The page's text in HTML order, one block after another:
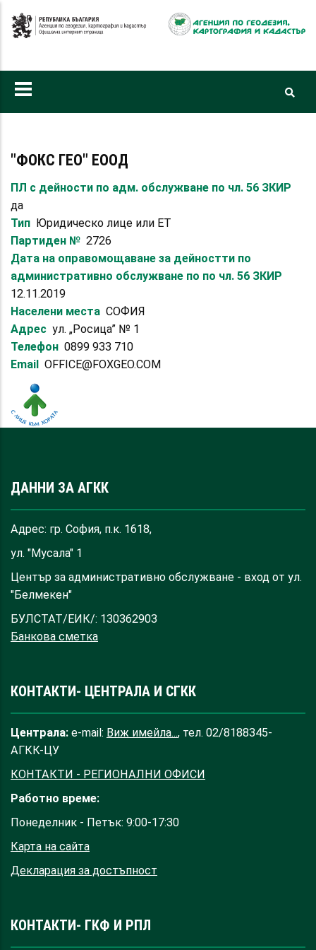
към
"ФОКС ГЕО" ЕООД
ПЛ с дейности по адм. обслужване по чл. 56 ЗКИР
да
Тип Юридическо лице или ЕТ
Партиден № 2726
Дата на оправомощаване за дейностти по
административно обслужване по по чл. 56 ЗКИР
12.11.2019
Населени места СОФИЯ
Адрес ул. „Росица” № 1
Телефон 0899 933 710
Email
OFFICE@FOXGEO.COM
ДАННИ ЗА АГКК
Адрес: гр. София, п.к. 1618,
ул. "Мусала" 1
Център за административно обслужване - вход от ул.
"Белмекен"
БУЛСТАТ/ЕИК/: 130362903
Банкова сметка
КОНТАКТИ- ЦЕНТРАЛА И СГКК
Централа: e-mail: Виж имейла..., тел. 02/8188345-
АГКК-ЦУ
КОНТАКТИ - РЕГИОНАЛНИ ОФИСИ
Работно време:
Понеделник - Петък: 9:00-17:30
Карта на сайта
Декларация за достъпност
КОНТАКТИ- ГКФ И РПЛ